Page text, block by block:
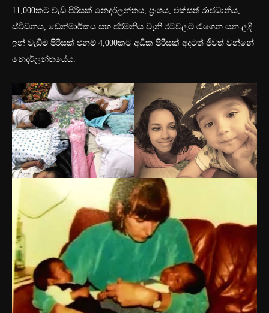
11,000කට වැඩි පිරිසක් නෙදර්ලන්තය, ප්‍රංශය, එක්සත් රාජධානිය,
ස්වීඩනය, ඩෙන්මාර්කය සහ ජර්මනිය වැනි රටවලට රැගෙන යන ලදී.
ඉන් වැඩිම පිරිසක් එනම් 4,000කට අධික පිරිසක් අදටත් ජීවත් වන්නේ
නෙදර්ලන්තයේය.